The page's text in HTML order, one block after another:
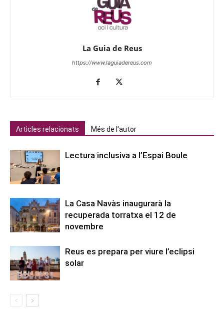
La Guia de Reus
https://www.laguiadereus.com
Articles relacionats Més de l'autor
Lectura inclusiva a l’Espai Boule
La Casa Navàs inaugurarà la
recuperada torratxa el 12 de
novembre
Reus es prepara per viure l’eclipsi
solar